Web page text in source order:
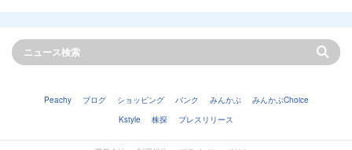
Peachy ブログ ショッピング バンク みんかぶ
みんかぶChoice
Kstyle
株探 プレスリリース